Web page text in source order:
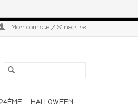
Mon compte / S'inscrire
HALLOWEEN
compréhension et votre confiance.